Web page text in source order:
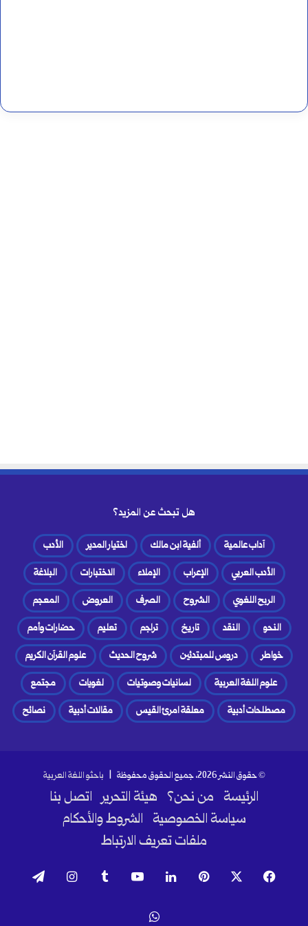
هل تبحث عن المزيد؟
آداب عالمية ألفية ابن مالك اختيار المدير
الأدب
الأدب العربي
الإعراب الإملاء الاختبارات
البلاغة
الربح اللغوي
الشروح الصرف العروض
المعجم
النحو
النقد تاريخ تراجم تعليم
حضارات وأمم
خواطر
دروس للمبتدئين شروح الحديث
علوم القرآن الكريم
علوم اللغة العربية
لسانيات وصوتيات لغويات
مجتمع
مصطلحات أدبية
معلقة امرئ القيس مقالات أدبية نصائح
© حقوق النشر 2026، جميع الحقوق محفوظة | باحثو اللغة العربية
الرئيسة من نحن؟ هيئة التحرير اتصل بنا
سياسة الخصوصية الشروط والأحكام
ملفات تعريف الارتباط
فيسبوك بينتيريست لينكدإن ‫YouTube انستقرام